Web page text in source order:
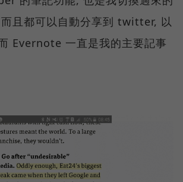
且都可以自動分享到 twitter, 以
Evernote 一直是我的主要記事